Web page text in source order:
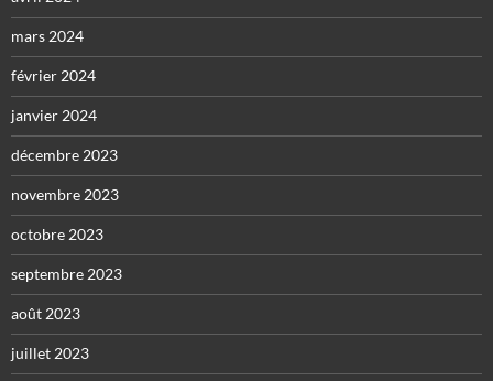
mars 2024
février 2024
janvier 2024
décembre 2023
novembre 2023
octobre 2023
septembre 2023
août 2023
juillet 2023